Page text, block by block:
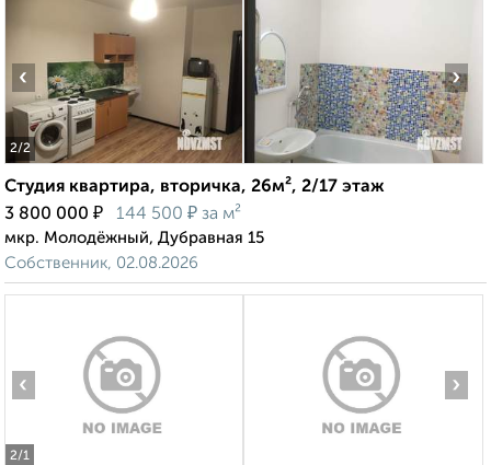
2/2
‹ ›
Студия квартира, вторичка, 26м², 2/17 этаж
3 800 000 ₽ 144 500 ₽ за м²
мкр. Молодёжный, Дубравная 15
Собственник, 02.08.2026
2/1
‹ ›